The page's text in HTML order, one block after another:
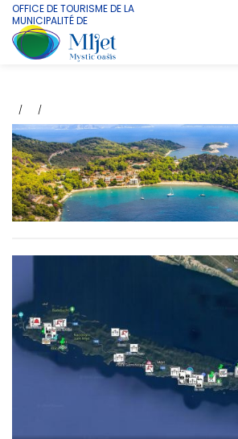
OFFICE DE TOURISME DE LA
MUNICIPALITÉ DE